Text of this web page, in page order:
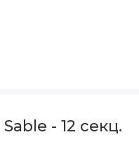
- 12 секц.